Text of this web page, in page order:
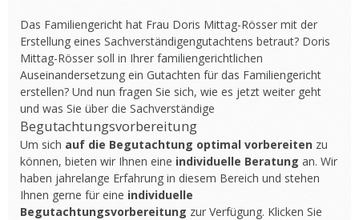
Das Familiengericht hat Frau Doris Mittag-Rösser mit der
Erstellung eines Sachverständigengutachtens betraut? Doris
Mittag-Rösser soll in Ihrer familiengerichtlichen
Auseinandersetzung ein Gutachten für das Familiengericht
erstellen? Und nun fragen Sie sich, wie es jetzt weiter geht
und was Sie über die Sachverständige
Begutachtungsvorbereitung
Um sich auf die Begutachtung optimal vorbereiten zu
können, bieten wir Ihnen eine individuelle Beratung an. Wir
haben jahrelange Erfahrung in diesem Bereich und stehen
Ihnen gerne für eine individuelle
Begutachtungsvorbereitung zur Verfügung. Klicken Sie